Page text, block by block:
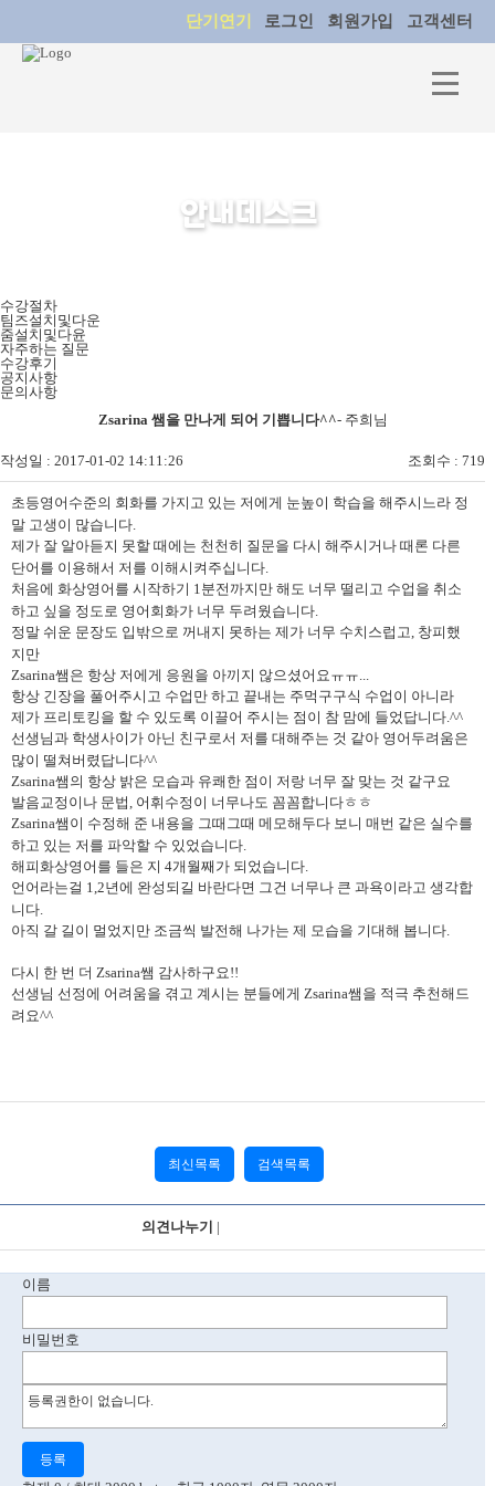
단기연기 로그인 회원가입 고객센터
안내데스크
수강절차
팀즈설치및다운
줌설치및다윤
자주하는 질문
수강후기
공지사항
문의사항
Zsarina 쌤을 만나게 되어 기쁩니다^^- 주희님
작성일 : 2017-01-02 14:11:26 조회수 : 719
초등영어수준의 회화를 가지고 있는 저에게 눈높이 학습을 해주시느라 정
말 고생이 많습니다.
제가 잘 알아듣지 못할 때에는 천천히 질문을 다시 해주시거나 때론 다른
단어를 이용해서 저를 이해시켜주십니다.
처음에 화상영어를 시작하기 1분전까지만 해도 너무 떨리고 수업을 취소
하고 싶을 정도로 영어회화가 너무 두려웠습니다.
정말 쉬운 문장도 입밖으로 꺼내지 못하는 제가 너무 수치스럽고, 창피했
지만
Zsarina쌤은 항상 저에게 응원을 아끼지 않으셨어요ㅠㅠ...
항상 긴장을 풀어주시고 수업만 하고 끝내는 주먹구구식 수업이 아니라
제가 프리토킹을 할 수 있도록 이끌어 주시는 점이 참 맘에 들었답니다.^^
선생님과 학생사이가 아닌 친구로서 저를 대해주는 것 같아 영어두려움은
많이 떨쳐버렸답니다^^
Zsarina쌤의 항상 밝은 모습과 유쾌한 점이 저랑 너무 잘 맞는 것 같구요
발음교정이나 문법, 어휘수정이 너무나도 꼼꼼합니다ㅎㅎ
Zsarina쌤이 수정해 준 내용을 그때그때 메모해두다 보니 매번 같은 실수를
하고 있는 저를 파악할 수 있었습니다.
해피화상영어를 들은 지 4개월째가 되었습니다.
언어라는걸 1,2년에 완성되길 바란다면 그건 너무나 큰 과욕이라고 생각합
니다.
아직 갈 길이 멀었지만 조금씩 발전해 나가는 제 모습을 기대해 봅니다.
다시 한 번 더 Zsarina쌤 감사하구요!!
선생님 선정에 어려움을 겪고 계시는 분들에게 Zsarina쌤을 적극 추천해드
려요^^
최신목록 검색목록
의견나누기 |
이름
비밀번호